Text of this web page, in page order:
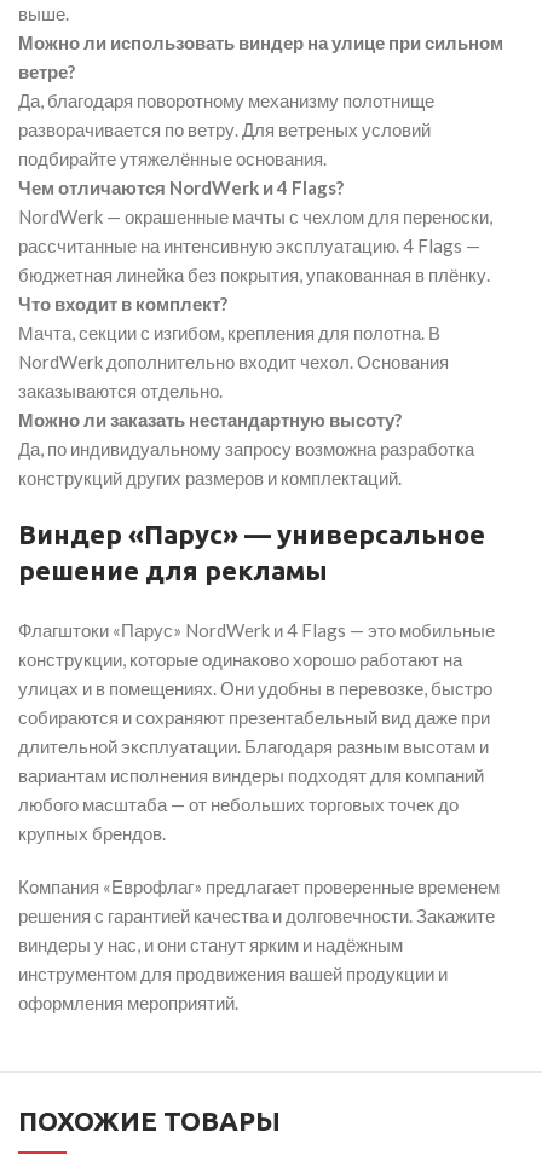
выше.
Можно ли использовать виндер на улице при сильном
ветре?
Да, благодаря поворотному механизму полотнище
разворачивается по ветру. Для ветреных условий
подбирайте утяжелённые основания.
Чем отличаются NordWerk и 4 Flags?
NordWerk — окрашенные мачты с чехлом для переноски,
рассчитанные на интенсивную эксплуатацию. 4 Flags —
бюджетная линейка без покрытия, упакованная в плёнку.
Что входит в комплект?
Мачта, секции с изгибом, крепления для полотна. В
NordWerk дополнительно входит чехол. Основания
заказываются отдельно.
Можно ли заказать нестандартную высоту?
Да, по индивидуальному запросу возможна разработка
конструкций других размеров и комплектаций.
Виндер «Парус» — универсальное
решение для рекламы
Флагштоки «Парус» NordWerk и 4 Flags — это мобильные
конструкции, которые одинаково хорошо работают на
улицах и в помещениях. Они удобны в перевозке, быстро
собираются и сохраняют презентабельный вид даже при
длительной эксплуатации. Благодаря разным высотам и
вариантам исполнения виндеры подходят для компаний
любого масштаба — от небольших торговых точек до
крупных брендов.
Компания «Еврофлаг» предлагает проверенные временем
решения с гарантией качества и долговечности. Закажите
виндеры у нас, и они станут ярким и надёжным
инструментом для продвижения вашей продукции и
оформления мероприятий.
ПОХОЖИЕ ТОВАРЫ